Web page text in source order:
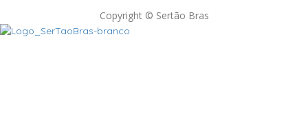
Copyright © Sertão Bras